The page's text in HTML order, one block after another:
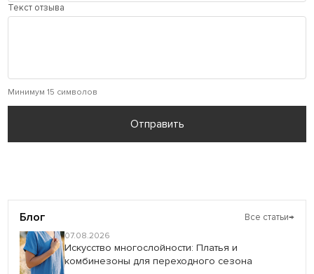
Текст отзыва
Минимум 15 символов
Отправить
Блог Все статьи→
07.08.2026
Искусство многослойности: Платья и
комбинезоны для переходного сезона